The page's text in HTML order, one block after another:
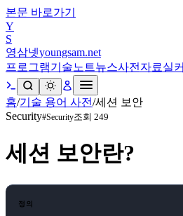
본문 바로가기
Y
S
영삼넷youngsam.net
프로그램기술노트뉴스사전 자료실
홈/기술 용어 사전/세션 보안
Security#Security조회 249
세션 보안란?
정의